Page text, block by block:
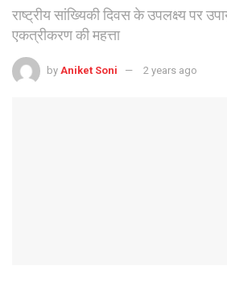
राष्ट्रीय सांख्यिकी दिवस के उपलक्ष्य पर
एकत्रीकरण की महत्ता
by Aniket Soni 2 years ago